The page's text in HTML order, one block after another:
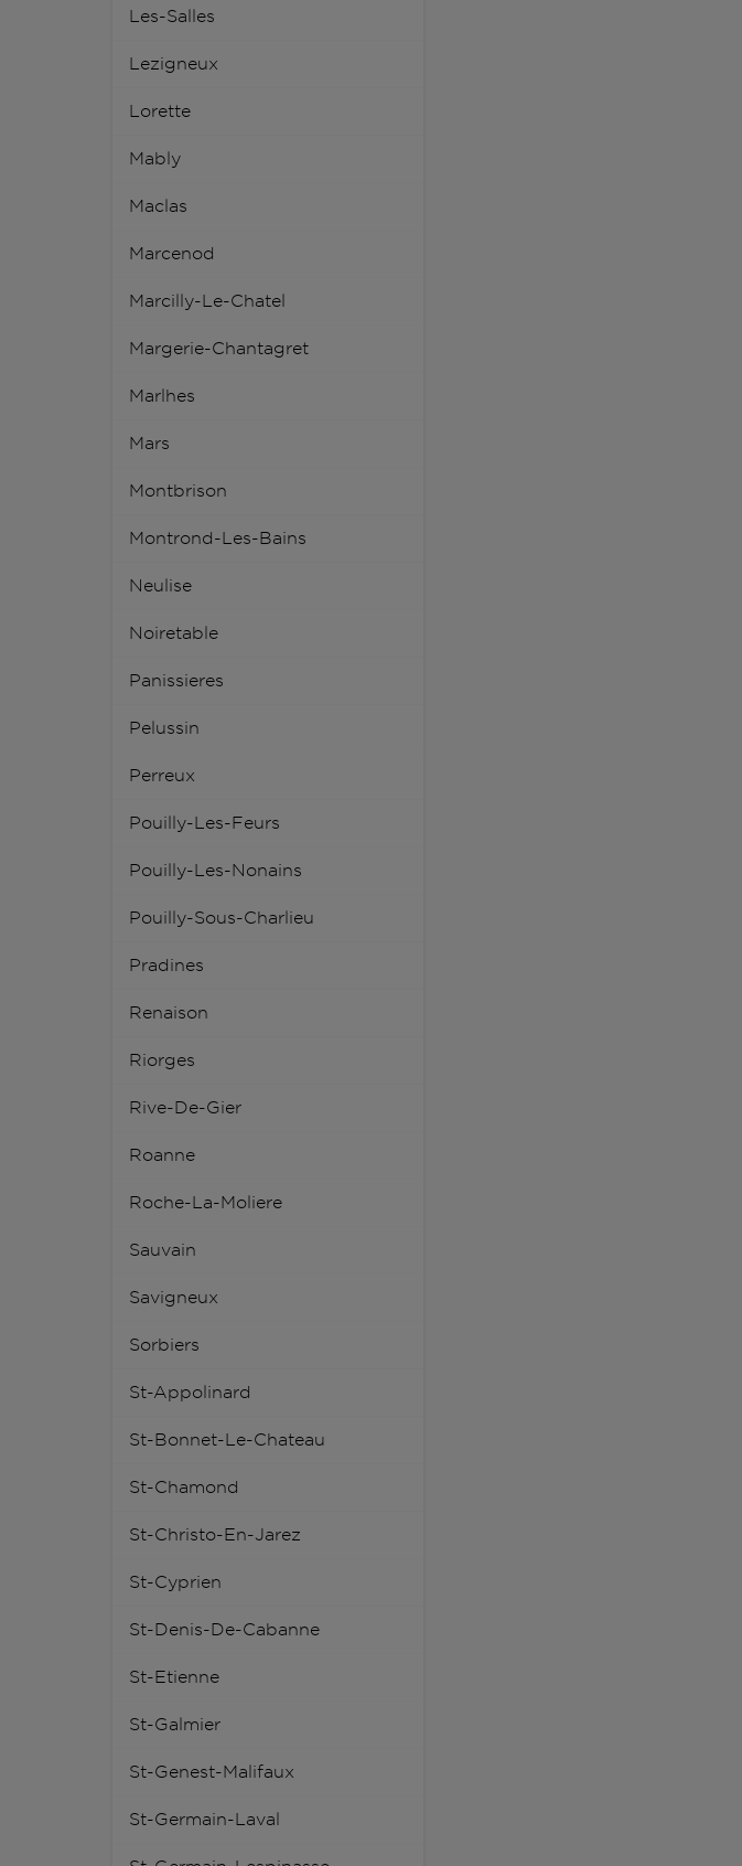
Les-Salles
Lezigneux
Lorette
Mably
Maclas
Marcenod
Marcilly-Le-Chatel
Margerie-Chantagret
Marlhes
Mars
Montbrison
Montrond-Les-Bains
Neulise
Noiretable
Panissieres
Pelussin
Perreux
Pouilly-Les-Feurs
Pouilly-Les-Nonains
Pouilly-Sous-Charlieu
Pradines
Renaison
Riorges
Rive-De-Gier
Roanne
Roche-La-Moliere
Sauvain
Savigneux
Sorbiers
St-Appolinard
St-Bonnet-Le-Chateau
St-Chamond
St-Christo-En-Jarez
St-Cyprien
St-Denis-De-Cabanne
St-Etienne
St-Galmier
St-Genest-Malifaux
St-Germain-Laval